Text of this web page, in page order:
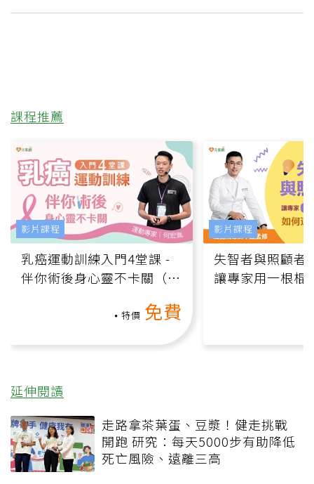
課程推薦
乳癌運動訓練入門4堂課 -
伴你術後身心靈不卡關（線
特價 免費
影片課程
失智者與照顧者
讓專家用一根棍
影片課程
延伸閱讀
走路拿茶葉蛋、豆漿！健走挑戰
開跑 研究：每天5000步有助降低
死亡風險、遠離三高